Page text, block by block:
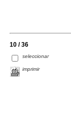
10 / 36
seleccionar
imprimir